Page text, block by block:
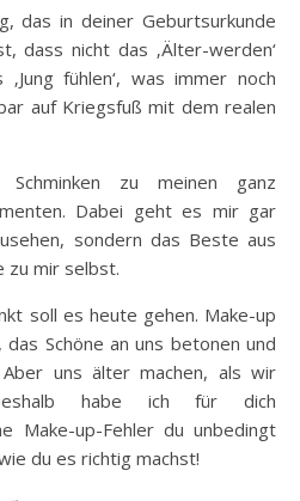
das in deiner Geburtsurkunde
dass nicht das ‚Älter-werden‘
fühlen‘, was immer noch
auf Kriegsfuß mit dem realen
zu meinen ganz
Dabei geht es mir gar
sondern das Beste aus
zu mir selbst.
soll es heute gehen. Make-up
Schöne an uns betonen und
Aber uns älter machen, als wir
habe ich für dich
Make-up-Fehler du unbedingt
du es richtig machst!